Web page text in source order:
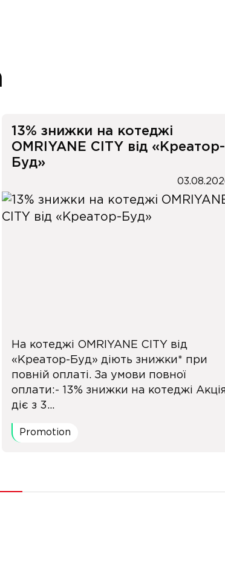
13% знижки на котеджі
OMRIYANE CITY від «Креатор-
Буд»
На котеджі OMRIYANE CITY від
«Креатор-Буд» діють знижки* при
повній оплаті. За умови повної
оплати:- 13% знижки на котеджі
діє з 3...
Promotion